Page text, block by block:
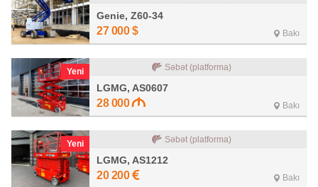
Genie, Z60-34
27 000 $ Bakı
Yeni Səbət (platforma)
LGMG, AS0607
28 000 Bakı
Yeni Səbət (platforma)
LGMG, AS1212
20 200 Bakı